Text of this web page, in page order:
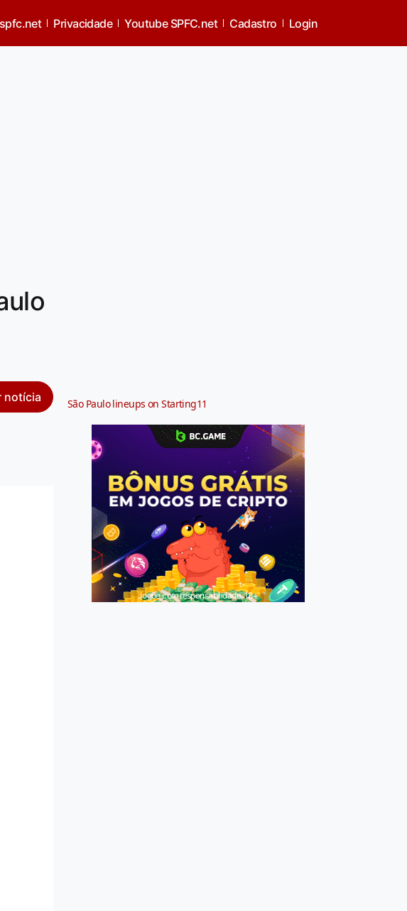
Privacidade Youtube SPFC.net Cadastro Login
notícia São Paulo lineups on Starting11
Jogue com responsabilidade. 18+